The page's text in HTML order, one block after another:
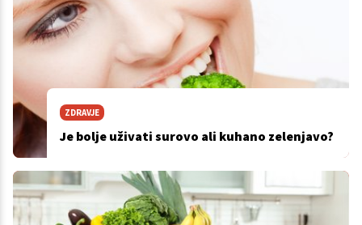
ZDRAVJE
Je bolje uživati surovo ali kuhano zelenjavo?